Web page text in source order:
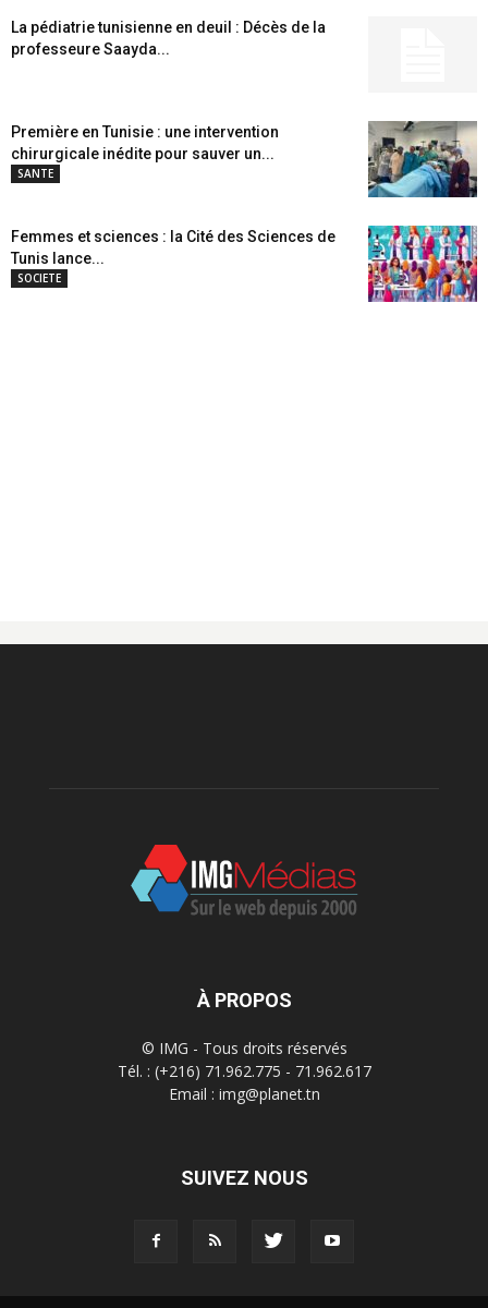
La pédiatrie tunisienne en deuil : Décès de la
professeure Saayda...
Première en Tunisie : une intervention
chirurgicale inédite pour sauver un...
SANTE
Femmes et sciences : la Cité des Sciences de
Tunis lance...
SOCIETE
À PROPOS
© IMG - Tous droits réservés
Tél. : (+216) 71.962.775 - 71.962.617
Email : img@planet.tn
SUIVEZ NOUS